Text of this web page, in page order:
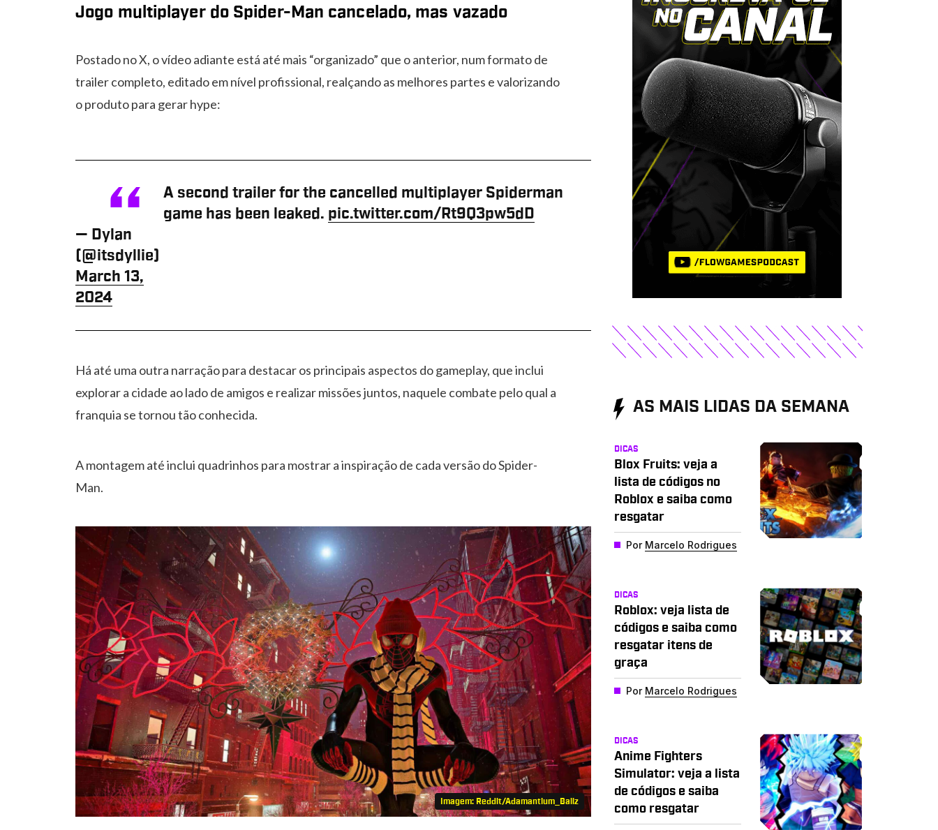
Jogo multiplayer do Spider-Man cancelado, mas vazado
Postado no X, o vídeo adiante está até mais “organizado” que o anterior, num formato de
trailer completo, editado em nível profissional, realçando as melhores partes e valorizando
o produto para gerar hype:
A second trailer for the cancelled multiplayer Spiderman
game has been leaked. pic.twitter.com/Rt9Q3pw5dD
— Dylan
(@itsdyllie)
March 13,
2024
Há até uma outra narração para destacar os principais aspectos do gameplay, que inclui
explorar a cidade ao lado de amigos e realizar missões juntos, naquele combate pelo qual a
franquia se tornou tão conhecida.
A montagem até inclui quadrinhos para mostrar a inspiração de cada versão do Spider-
Man.
Imagem: Reddit/Adamantium_Ballz
AS MAIS LIDAS DA SEMANA
DICAS
Blox Fruits: veja a
lista de códigos no
Roblox e saiba como
resgatar
Por Marcelo Rodrigues
DICAS
Roblox: veja lista de
códigos e saiba como
resgatar itens de
graça
Por Marcelo Rodrigues
DICAS
Anime Fighters
Simulator: veja a lista
de códigos e saiba
como resgatar